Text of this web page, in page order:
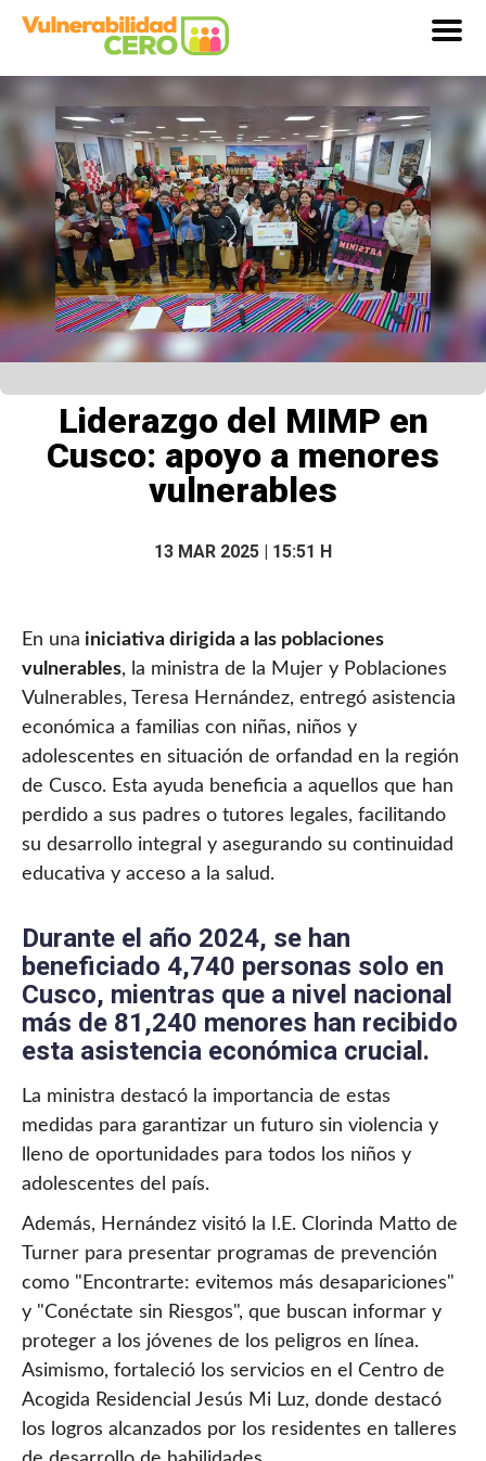
Liderazgo del MIMP en
Cusco: apoyo a menores
vulnerables
13 MAR 2025 | 15:51 H
En una iniciativa dirigida a las poblaciones
vulnerables, la ministra de la Mujer y Poblaciones
Vulnerables, Teresa Hernández, entregó asistencia
económica a familias con niñas, niños y
adolescentes en situación de orfandad en la región
de Cusco. Esta ayuda beneficia a aquellos que han
perdido a sus padres o tutores legales, facilitando
su desarrollo integral y asegurando su continuidad
educativa y acceso a la salud.
Durante el año 2024, se han
beneficiado 4,740 personas solo en
Cusco, mientras que a nivel nacional
más de 81,240 menores han recibido
esta asistencia económica crucial.
La ministra destacó la importancia de estas
medidas para garantizar un futuro sin violencia y
lleno de oportunidades para todos los niños y
adolescentes del país.
Además, Hernández visitó la I.E. Clorinda Matto de
Turner para presentar programas de prevención
como "Encontrarte: evitemos más desapariciones"
y "Conéctate sin Riesgos", que buscan informar y
proteger a los jóvenes de los peligros en línea.
Asimismo, fortaleció los servicios en el Centro de
Acogida Residencial Jesús Mi Luz, donde destacó
los logros alcanzados por los residentes en talleres